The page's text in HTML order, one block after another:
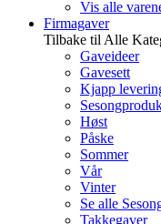
Vis alle
Firmagaver
Tilbake til Alle
Gaveideer
Gavesett
Kjapp
Høst
Påske
Sommer
Vår
Vinter
Se alle
Takkegaver